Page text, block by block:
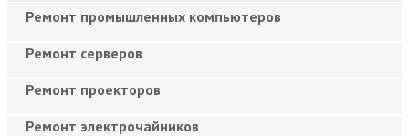
Ремонт промышленных компьютеров
Ремонт серверов
Ремонт проекторов
Ремонт электрочайников